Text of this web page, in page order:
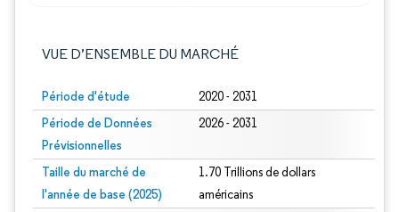
VUE D’ENSEMBLE DU MARCHÉ
Période d'étude 2020 - 2031
Période de Données
Prévisionnelles
2026 - 2031
Taille du marché de
l'année de base (2025)
1.70 Trillions de dollars
américains